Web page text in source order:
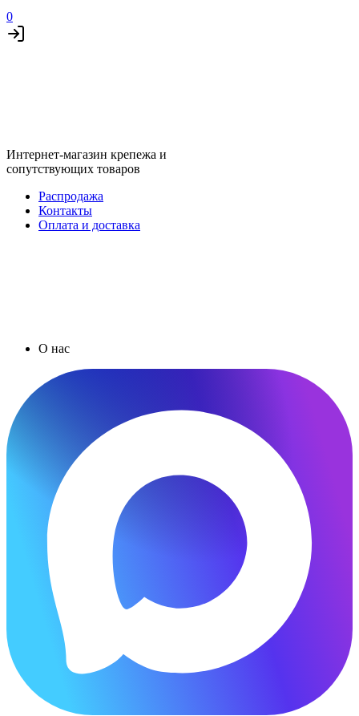
0
Интернет-магазин крепежа и
сопутствующих товаров
Распродажа
Контакты
Оплата и доставка
О нас